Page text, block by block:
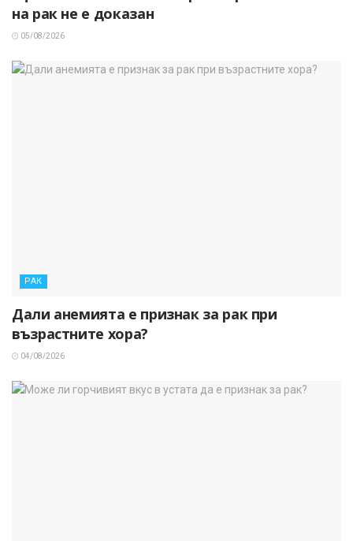
на рак не е доказан
05/08/2026
РАК
Дали анемията е признак за рак при
възрастните хора?
04/08/2026